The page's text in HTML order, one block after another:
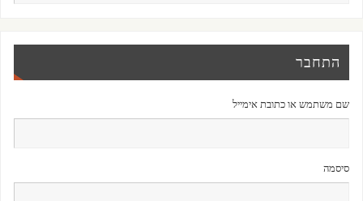
התחבר
שם משתמש או כתובת אימייל
סיסמה